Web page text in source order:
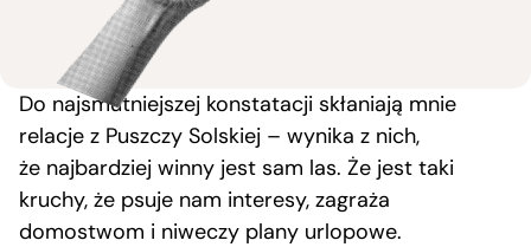
Do najsmutniejszej konstatacji skłaniają mnie
relacje z Puszczy Solskiej – wynika z nich,
że najbardziej winny jest sam las. Że jest taki
kruchy, że psuje nam interesy, zagraża
domostwom i niweczy plany urlopowe.